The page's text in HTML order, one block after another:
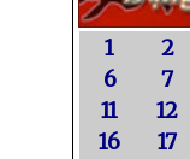
1 2
6
7
11
12
16
17